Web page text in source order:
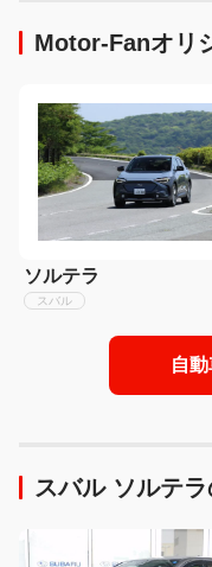
Motor-Fanオリ
ソルテラ
スバル
自
スバル ソルテ